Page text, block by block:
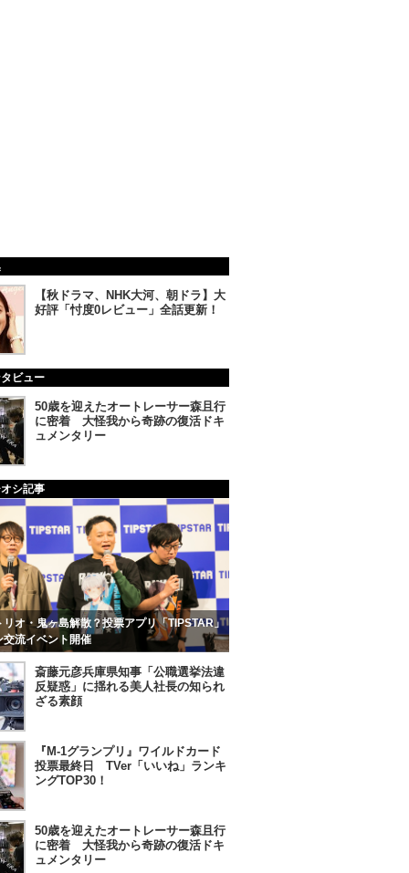
【秋ドラマ、NHK大河、朝ドラ】大
好評「忖度0レビュー」全話更新！
ビュー
50歳を迎えたオートレーサー森且行
に密着 大怪我から奇跡の復活ドキ
ュメンタリー
シ記事
リオ・鬼ヶ島解散？投票アプリ「TIPSTAR」
交流イベント開催
斎藤元彦兵庫県知事「公職選挙法違
反疑惑」に揺れる美人社長の知られ
ざる素顔
『M-1グランプリ』ワイルドカード
投票最終日 TVer「いいね」ランキ
ングTOP30！
50歳を迎えたオートレーサー森且行
に密着 大怪我から奇跡の復活ドキ
ュメンタリー